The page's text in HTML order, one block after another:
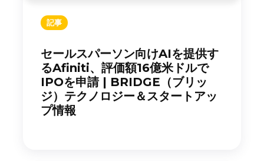
記事
セールスパーソン向けAIを提供す
るAfiniti、評価額16億米ドルで
IPOを申請 | BRIDGE（ブリッ
ジ）テクノロジー＆スタートアッ
プ情報